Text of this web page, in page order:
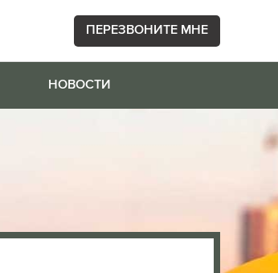
ПЕРЕЗВОНИТЕ МНЕ
НОВОСТИ